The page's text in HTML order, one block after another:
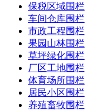
保税区域围栏
车间仓库围栏
市政工程围栏
果园山林围栏
草坪绿化围栏
厂区工地围栏
体育场所围栏
居民小区围栏
养殖畜牧围栏